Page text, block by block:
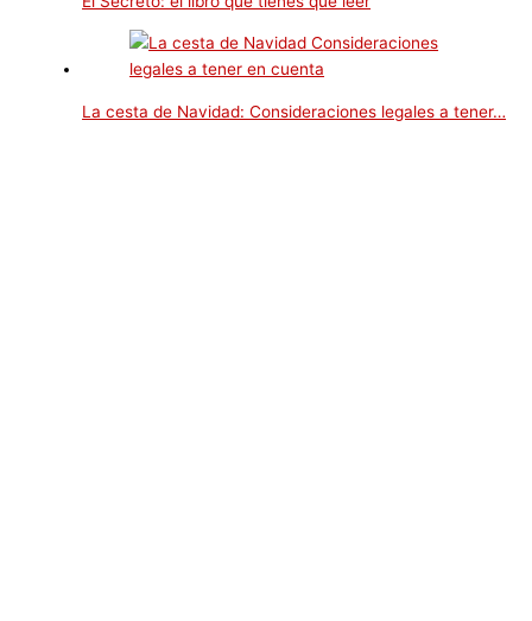
La cesta de Navidad: Consideraciones legales a tener…